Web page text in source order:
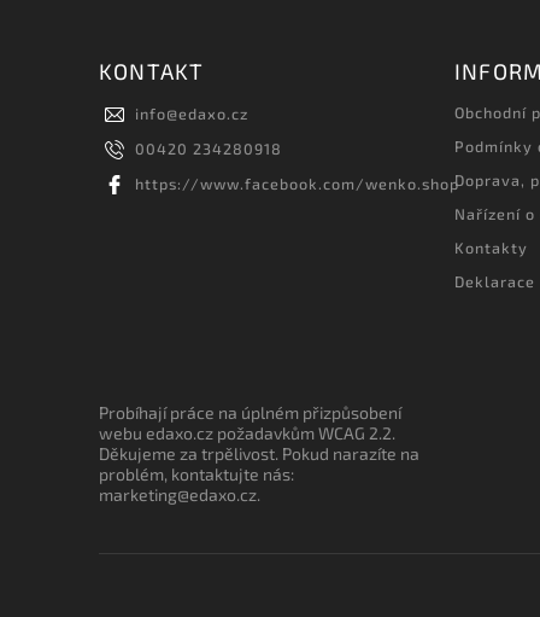
KONTAKT
info@edaxo.cz
00420 234280918
https://www.facebook.com/wenko.shop
Obchodní
Podmínky
Doprava,
Nařízení
Kontakty
Probíhají práce na úplném přizpůsobení
webu edaxo.cz požadavkům WCAG 2.2.
Děkujeme za trpělivost. Pokud narazíte na
problém, kontaktujte nás:
marketing@edaxo.cz.